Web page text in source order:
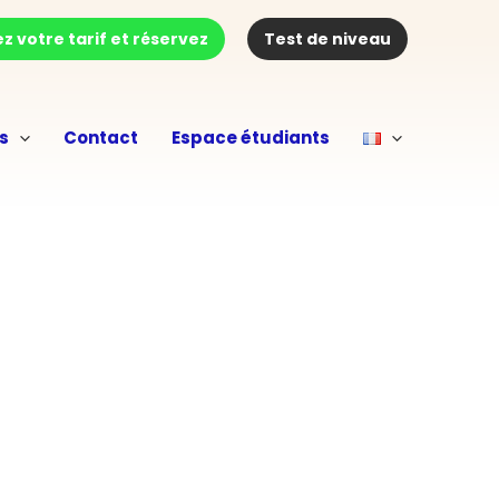
votre tarif et réservez Test de niveau
Contact Espace étudiants